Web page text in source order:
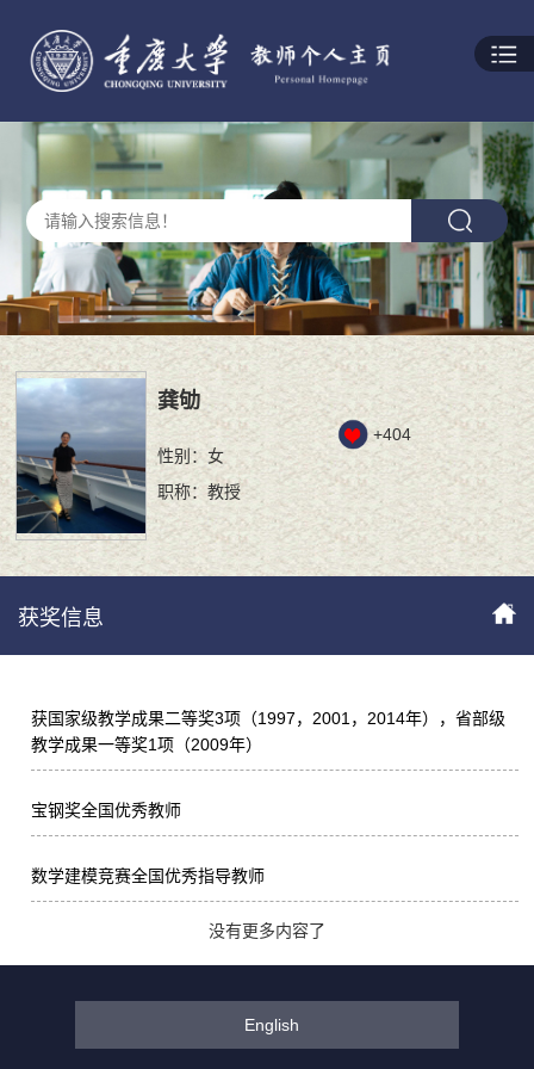
龚劬
性别：女
职称：教授
+404
获奖信息
获国家级教学成果二等奖3项（1997，2001，2014年），省部级
教学成果一等奖1项（2009年）
宝钢奖全国优秀教师
数学建模竞赛全国优秀指导教师
没有更多内容了
English